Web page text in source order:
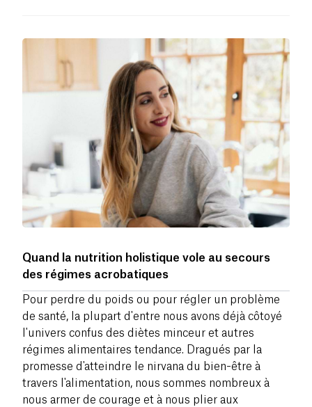
Quand la nutrition holistique vole au secours
des régimes acrobatiques
Pour perdre du poids ou pour régler un problème
de santé, la plupart d'entre nous avons déjà côtoyé
l'univers confus des diètes minceur et autres
régimes alimentaires tendance. Dragués par la
promesse d'atteindre le nirvana du bien-être à
travers l'alimentation, nous sommes nombreux à
nous armer de courage et à nous plier aux